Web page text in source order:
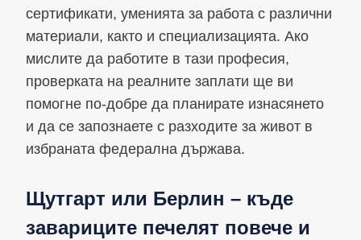
сертификати, уменията за работа с различни
материали, както и специализацията. Ако
мислите да работите в тази професия,
проверката на реалните заплати ще ви
помогне по-добре да планирате изнасянето
и да се запознаете с разходите за живот в
избраната федерална държава.
Щутгарт или Берлин – къде
завариците печелят повече и